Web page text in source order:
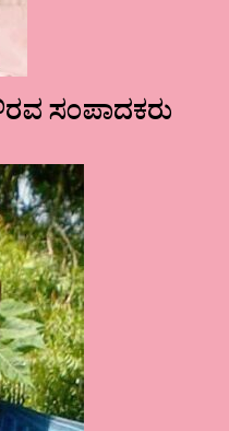
ಸಂಪಾದಕರು